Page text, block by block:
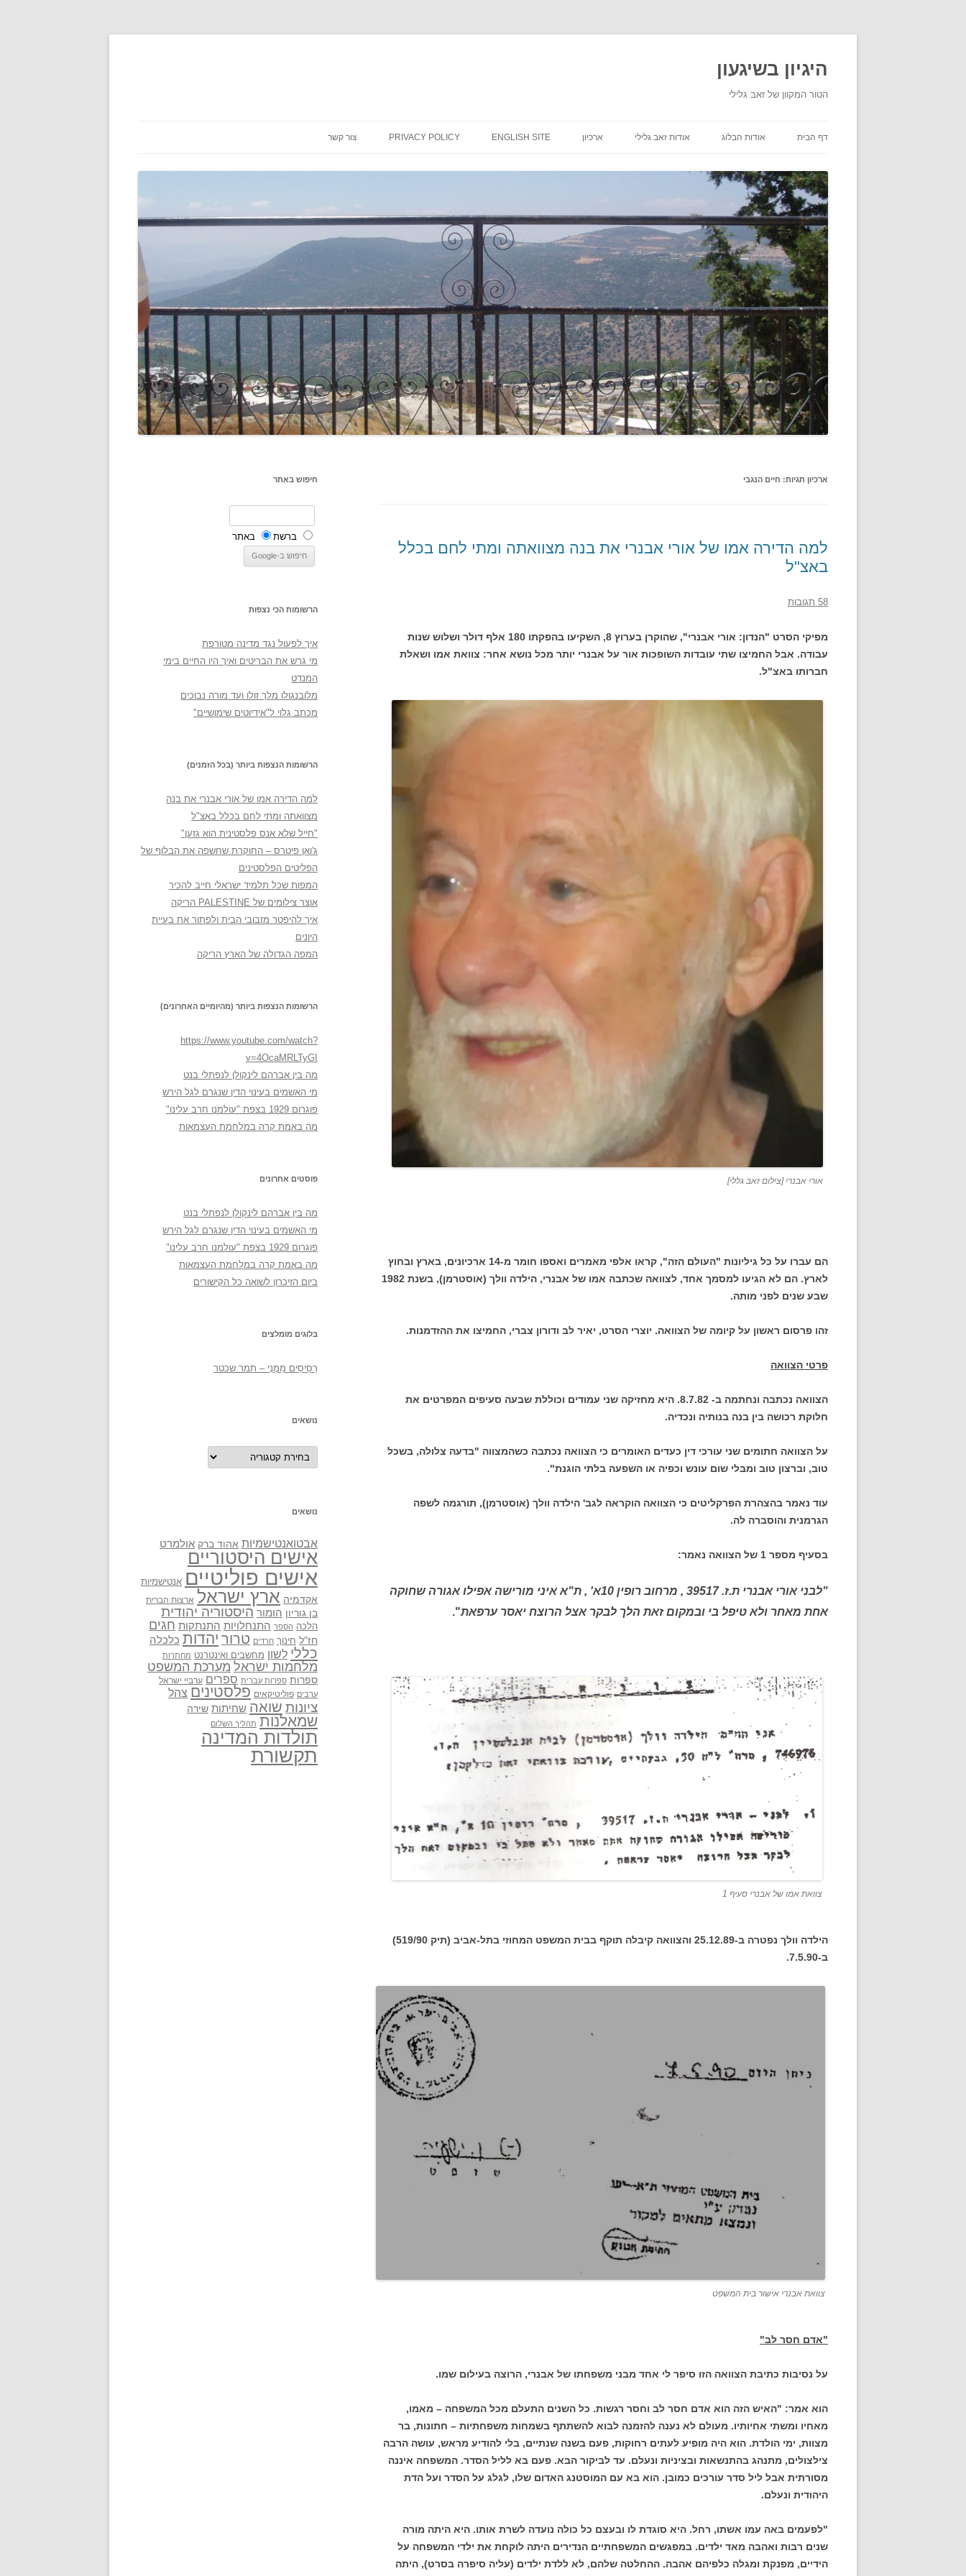
היגיון בשיגעון
הטור המקוון של זאב גלילי
דף הבית אודות הבלוג אודות זאב גלילי ארכיון ENGLISH SITE
PRIVACY POLICY צור קשר
ארכיון תגיות: חיים הנגבי
למה הדירה אמו של אורי אבנרי את בנה מצוואתה ומתי לחם בכלל
באצ"ל
58 תגובות
מפיקי הסרט "הנדון: אורי אבנרי", שהוקרן בערוץ 8, השקיעו בהפקתו 180 אלף דולר ושלוש שנות
עבודה. אבל החמיצו שתי עובדות השופכות אור על אבנרי יותר מכל נושא אחר: צוואת אמו ושאלת
חברותו באצ"ל.
אורי אבנרי [צילום זאב גללי]
הם עברו על כל גיליונות "העולם הזה", קראו אלפי מאמרים ואספו חומר מ-14 ארכיונים, בארץ ובחוץ
לארץ. הם לא הגיעו למסמך אחד, לצוואה שכתבה אמו של אבנרי, הילדה וולך (אוסטרמן), בשנת 1982
שבע שנים לפני מותה.
זהו פרסום ראשון על קיומה של הצוואה. יוצרי הסרט, יאיר לב ודורון צברי, החמיצו את ההזדמנות.
פרטי הצוואה
הצוואה נכתבה ונחתמה ב- 8.7.82. היא מחזיקה שני עמודים וכוללת שבעה סעיפים המפרטים את
חלוקת רכושה בין בנה בנותיה ונכדיה.
על הצוואה חתומים שני עורכי דין כעדים האומרים כי הצוואה נכתבה כשהמצווה "בדעה צלולה, בשכל
טוב, וברצון טוב ומבלי שום עונש וכפיה או השפעה בלתי הוגנת".
עוד נאמר בהצהרת הפרקליטים כי הצוואה הוקראה לגב' הילדה וולך (אוסטרמן), תורגמה לשפה
הגרמנית והוסברה לה.
בסעיף מספר 1 של הצוואה נאמר:
"לבני אורי אבנרי ת.ז. 39517 , מרחוב רופין 10א' , ת"א איני מורישה אפילו אגורה שחוקה
אחת מאחר ולא טיפל בי ובמקום זאת הלך לבקר אצל הרוצח יאסר ערפאת"
.
צוואת אמו של אבנרי סעיף 1
הילדה וולך נפטרה ב-25.12.89 והצוואה קיבלה תוקף בבית המשפט המחוזי בתל-אביב (תיק 519/90)
ב-7.5.90.
צוואת אבנרי אישור בית המשפט
"אדם חסר לב"
על נסיבות כתיבת הצוואה הזו סיפר לי אחד מבני משפחתו של אבנרי, הרוצה בעילום שמו.
הוא אמר: "האיש הזה הוא אדם חסר לב וחסר רגשות. כל השנים התעלם מכל המשפחה – מאמו,
מאחיו ומשתי אחיותיו. מעולם לא נענה להזמנה לבוא להשתתף בשמחות משפחתיות – חתונות, בר
מצוות, ימי הולדת. הוא היה מופיע לעתים רחוקות, פעם בשנה שנתיים, בלי להודיע מראש, עושה הרבה
צילצולים, מתנהג בהתנשאות ובציניות ונעלם. עד לביקור הבא. פעם בא לליל הסדר. המשפחה איננה
מסורתית אבל ליל סדר עורכים כמובן. הוא בא עם המוסטנג האדום שלו, לגלג על הסדר ועל הדת
היהודית ונעלם.
"לפעמים באה עמו אשתו, רחל. היא סוגדת לו ובעצם כל כולה נועדה לשרת אותו. היא היתה מורה
שנים רבות ואהבה מאד ילדים. במפגשים המשפחתיים הנדירים היתה לוקחת את ילדי המשפחה על
הידיים, מפנקת ומגלה כלפיהם אהבה. ההחלטה שלהם, לא ללדת ילדים (עליה סיפרה בסרט), היתה
חיפוש באתר
ברשת באתר
הרשומות הכי נצפות
איך לפעול נגד מדינה מטורפת
מי גרש את הבריטים ואיך היו החיים בימי
המנדט
מלובנגולו מלך זולו ועד מורה נבוכים
מכתב גלוי ל"אידיוטים שימושיים"
הרשומות הנצפות ביותר (בכל הזמנים)
למה הדירה אמו של אורי אבנרי את בנה
מצוואתה ומתי לחם בכלל באצ"ל
"חייל שלא אנס פלסטינית הוא גזען"
ג'ואן פיטרס – החוקרת שחשפה את הבלוף של
הפליטים הפלסטינים
המפות שכל תלמיד ישראלי חייב להכיר
אוצר צילומים של PALESTINE הריקה
איך להיפטר מזבובי הבית ולפתור את בעיית
היונים
המפה הגדולה של הארץ הריקה
הרשומות הנצפות ביותר (מהיומיים האחרונים)
https://www.youtube.com/watch?
v=4OcaMRLTyGI
מה בין אברהם לינקולן לנפתלי בנט
מי האשמים בעינוי הדין שנגרם לגל הירש
פוגרום 1929 בצפת "עולמנו חרב עלינו"
מה באמת קרה במלחמת העצמאות
פוסטים אחרונים
מה בין אברהם לינקולן לנפתלי בנט
מי האשמים בעינוי הדין שנגרם לגל הירש
פוגרום 1929 בצפת "עולמנו חרב עלינו"
מה באמת קרה במלחמת העצמאות
ביום הזיכרון לשואה כל הקישורים
בלוגים מומלצים
רְסִיסִים מִמֶנִי – תמר שכטר
נושאים
נושאים
נושאים
אבטואנטישמיות אהוד ברק אולמרט
אישים היסטוריים
אישים פוליטיים אנטישמיות
אקדמיה ארץ ישראל ארצות הברית
בן גוריון הומור היסטוריה יהודית
הלכה הספר התנחלויות התנתקות חגים
חז"ל חינוך חרדים טרור יהדות כלכלה
כללי לשון מחשבים ואינטרנט מחתרות
מלחמות ישראל מערכת המשפט
ספרות ספרות עברית ספרים ערביי ישראל
ערבים פוליטיקאים פלסטינים צהל
ציונות שואה שחיתות שירה
שמאלנות תהליך השלום
תולדות המדינה
תקשורת